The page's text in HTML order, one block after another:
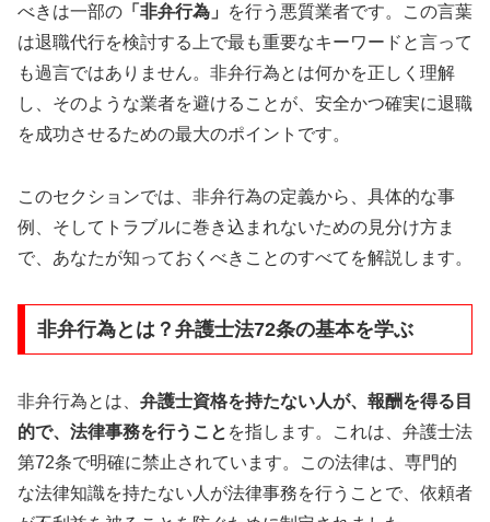
べきは一部の 「非弁行為」
を行う悪質業者です。この言葉
は退職代行を検討する上で最も重要なキーワードと言って
も過言ではありません。非弁行為とは何かを正しく理解
し、そのような業者を避けることが、安全かつ確実に退職
を成功させるための最大のポイントです。
このセクションでは、非弁行為の定義から、具体的な事
例、そしてトラブルに巻き込まれないための見分け方ま
で、あなたが知っておくべきことのすべてを解説します。
非弁行為とは？弁護士法72条の基本を学ぶ
非弁行為とは、 弁護士資格を持たない人が、報酬を得る目
的で、法律事務を行うこと を指します。これは、弁護士法
第72条で明確に禁止されています。この法律は、専門的
な法律知識を持たない人が法律事務を行うことで、依頼者